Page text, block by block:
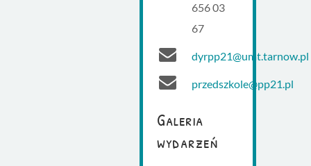
656 03
67
dyrpp21@umt.tarnow.pl
przedszkole@pp21.pl
Galeria
wydarzeń